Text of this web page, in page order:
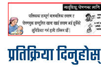
प्रतिक्रिया दिनुहोस्